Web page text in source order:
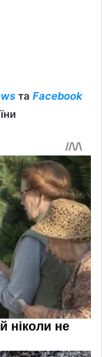
та Facebook